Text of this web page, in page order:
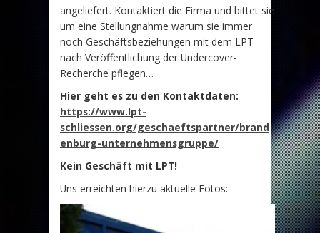
angeliefert. Kontaktiert die Firma und bittet sie
um eine Stellungnahme warum sie immer
noch Geschäftsbeziehungen mit dem LPT
nach Veröffentlichung der Undercover-
Recherche pflegen…
Hier geht es zu den Kontaktdaten:
https://www.lpt-
schliessen.org/geschaeftspartner/brand
enburg-unternehmensgruppe/
Kein Geschäft mit LPT!
Uns erreichten hierzu aktuelle Fotos: